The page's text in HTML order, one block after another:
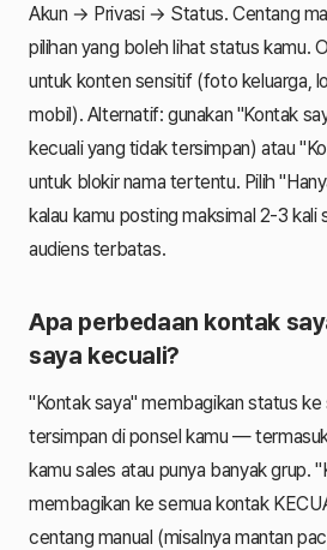
Akun → Privasi → Status. Centang
pilihan yang boleh lihat status kamu.
untuk konten sensitif (foto keluarga,
mobil). Alternatif: gunakan "Kontak
kecuali yang tidak tersimpan) atau
untuk blokir nama tertentu. Pilih
kalau kamu posting maksimal 2-3 kali
audiens terbatas.
Apa perbedaan kontak
saya kecuali?
"Kontak saya" membagikan status ke
tersimpan di ponsel kamu —
kamu sales atau punya banyak grup.
membagikan ke semua kontak
centang manual (misalnya mantan